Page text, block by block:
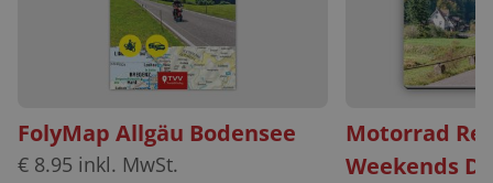
FolyMap Allgäu Bodensee
€ 8.95 inkl. MwSt.
Motorrad
Weekends